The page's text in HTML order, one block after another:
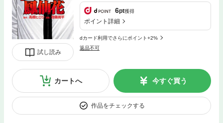
試し読み
6pt獲得
ポイント詳細
dカード利用でさらにポイント+2%
返品不可
カートへ 今すぐ買う
作品をチェックする